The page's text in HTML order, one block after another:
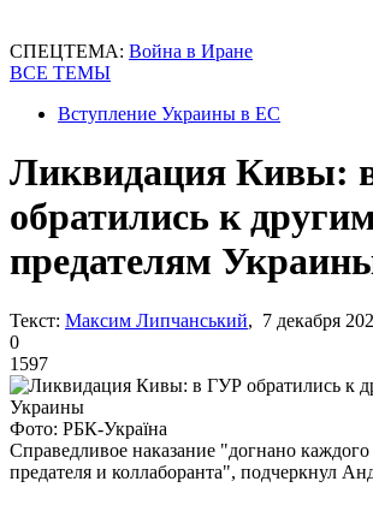
СПЕЦТЕМА: Война в Иране
ВСЕ ТЕМЫ
Вступление Украины в ЕС
Ликвидация Кивы:
обратились к
предателям
Текст: Максим Липчанський, 7 декабря
0
1597
Фото: РБК-Україна
Справедливое наказание "догнано
предателя и коллаборанта", подчеркнул